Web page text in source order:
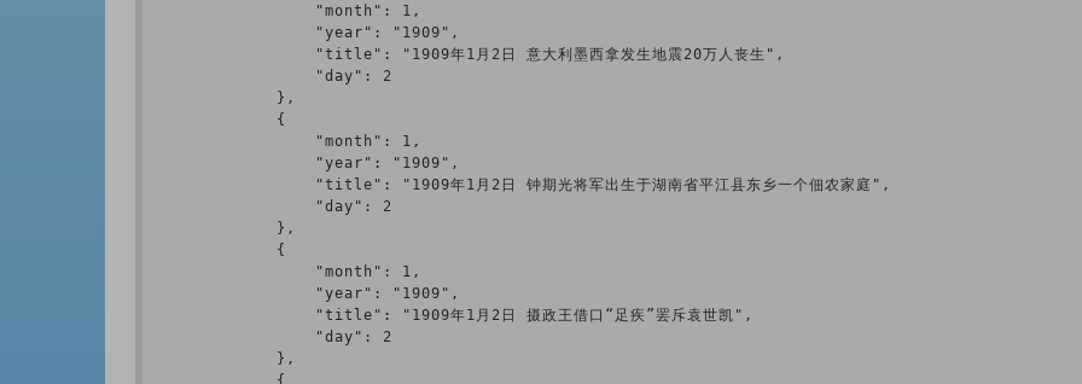
                "month": 1,
                "year": "1909",
                "title": "1909年1月2日 意大利墨西拿发生地震20万人丧生",
                "day": 2
            },
            {
                "month": 1,
                "year": "1909",
                "title": "1909年1月2日 钟期光将军出生于湖南省平江县东乡一个佃农家庭",
                "day": 2
            },
            {
                "month": 1,
                "year": "1909",
                "title": "1909年1月2日 摄政王借口“足疾”罢斥袁世凯",
                "day": 2
            },
            {